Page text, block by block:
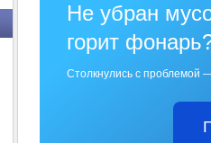
Не убран
горит
Столкнулись с проблемой